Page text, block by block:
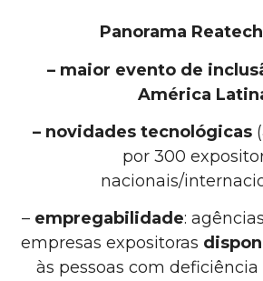
Panorama
– maior evento de
América
– novidades tecnológicas
por 300
nacionais/
– empregabilidade:
empresas expositoras
às pessoas com